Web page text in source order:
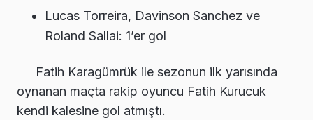
Lucas Torreira, Davinson Sanchez ve
Roland Sallai: 1’er gol
Fatih Karagümrük ile sezonun ilk yarısında
oynanan maçta rakip oyuncu Fatih Kurucuk
kendi kalesine gol atmıştı.